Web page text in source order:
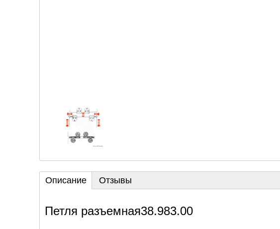
Описание Отзывы
Петля разъемная38.983.00